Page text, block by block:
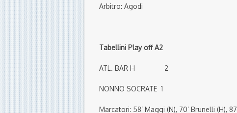
Arbitro: Agodi
Tabellini Play off A2
ATL. BAR H 2
NONNO SOCRATE 1
Marcatori: 58’ Maggi (N), 70’ Brunelli (H),